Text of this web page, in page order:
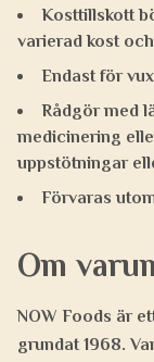
Kosttillskott
varierad kost
Endast för
Rådgör med
medicinering
uppstötningar
Förvaras
Om
NOW Foods är
grundat 1968.